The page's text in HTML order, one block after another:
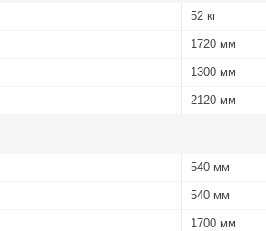
52 кг
1720 мм
1300 мм
2120 мм
540 мм
540 мм
1700 мм